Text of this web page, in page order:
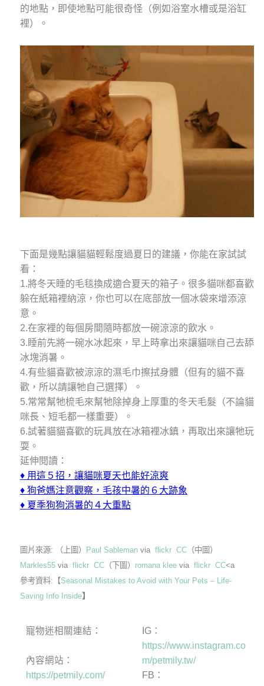
的地點，即使地點可能很奇怪（例如浴室水槽或是浴缸
裡）。
下面是幾點讓貓貓輕鬆度過夏日的建議，你能在家試試
看：
1.將冬天睡的毛毯換成適合夏天的箱子。很多貓咪都喜歡
躲在紙箱裡納涼，你也可以在底部放一個冰袋來增添涼
意。
2.在家裡的每個房間隨時都放一碗涼涼的飲水。
3.睡前先將一碗水冰起來，早上時拿出來讓貓咪自己去舔
冰塊消暑。
4.有些貓喜歡被涼涼的濕毛巾擦拭身體（但有的貓不喜
歡，所以請讓牠自己選擇）。
5.常常幫牠梳毛來幫牠除掉身上厚重的冬天毛髮（不論貓
咪長、短毛都一樣重要）。
6.試著貓貓喜歡的玩具放在冰箱裡冰鎮，再取出來讓牠玩
耍。
延伸閱讀：
♦ 用這５招，讓貓咪夏天也能好涼爽
♦ 狗爸媽注意觀察，毛孩中暑的６大跡象
♦ 夏季狗狗消暑的４大重點
圖片來源: （上圖） Paul Sablemanvia flickr CC（中圖）
Markles55via flickr CC（下圖） romana kleevia flickr CC<a
參考資料:【Seasonal Mistakes to Avoid with Your Pets – Life-
Saving Info Inside】
寵物迷相關連結：
內容網站：
https://petmily.com/
IG：
https://www.instagram.co
m/petmily.tw/
FB：